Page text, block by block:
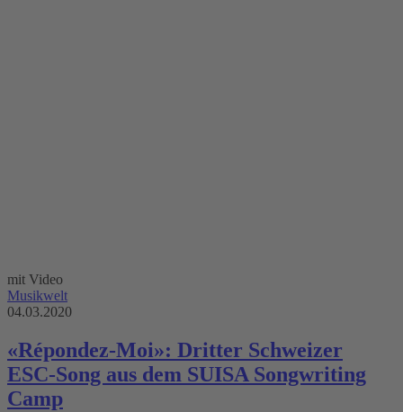
mit Video
Musikwelt
04.03.2020
«Répondez-Moi»: Dritter Schweizer
ESC-Song aus dem SUISA Songwriting
Camp